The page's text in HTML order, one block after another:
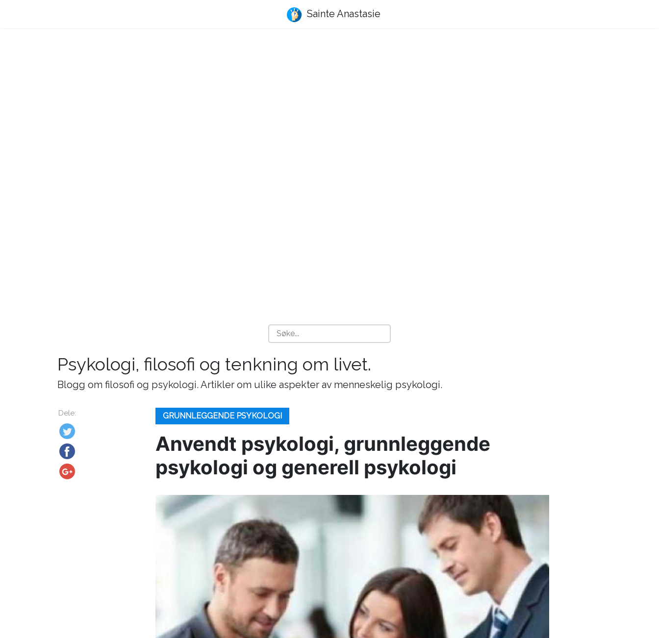
Sainte Anastasie
Psykologi, filosofi og tenkning om livet.
Blogg om filosofi og psykologi. Artikler om ulike aspekter av menneskelig psykologi.
Dele: GRUNNLEGGENDE PSYKOLOGI
Anvendt psykologi, grunnleggende
psykologi og generell psykologi